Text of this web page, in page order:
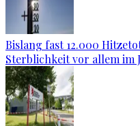
Bislang fast 12.000
Sterblichkeit vor allem im